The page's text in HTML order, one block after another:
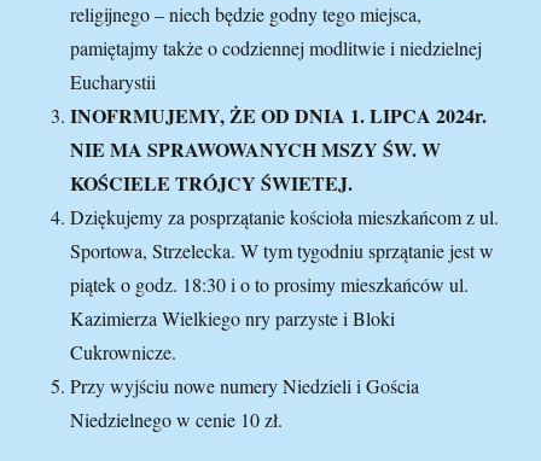
religijnego – niech będzie godny tego miejsca,
pamiętajmy także o codziennej modlitwie i niedzielnej
Eucharystii
INOFRMUJEMY, ŻE OD DNIA 1. LIPCA 2024r.
NIE MA SPRAWOWANYCH MSZY ŚW. W
KOŚCIELE TRÓJCY ŚWIETEJ.
Dziękujemy za posprzątanie kościoła mieszkańcom z ul.
Sportowa, Strzelecka. W tym tygodniu sprzątanie jest w
piątek o godz. 18:30 i o to prosimy mieszkańców ul.
Kazimierza Wielkiego nry parzyste i Bloki
Cukrownicze.
Przy wyjściu nowe numery Niedzieli i Gościa
Niedzielnego w cenie 10 zł.